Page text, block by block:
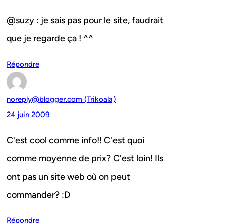
@suzy : je sais pas pour le site, faudrait
que je regarde ça ! ^^
Répondre
noreply@blogger.com (Trikoala)
24 juin 2009
C'est cool comme info!! C'est quoi
comme moyenne de prix? C'est loin! Ils
ont pas un site web où on peut
commander? :D
Répondre